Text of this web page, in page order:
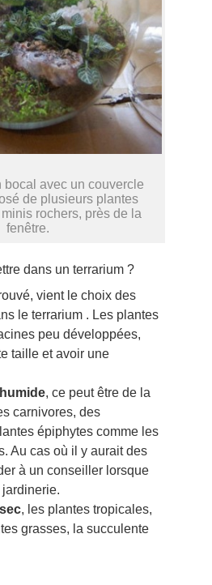
bocal avec un couvercle
de plusieurs plantes
rochers, près de la
fenêtre.
dans un terrarium ?
vient le choix des
le terrarium . Les plantes
peu développées,
taille et avoir une
, ce peut être de la
carnivores, des
épiphytes comme les
Au cas où il y aurait des
à un conseiller lorsque
, les plantes tropicales,
grasses, la succulente